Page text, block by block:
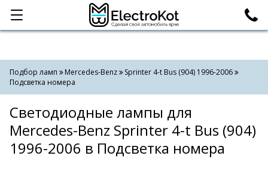
Категории Поиск
Подбор ламп Mercedes-Benz
Sprinter 4-t Bus (904) 1996-2006
Подсветка номера
Светодиодные лампы для
Mercedes-Benz Sprinter 4-t Bus (904)
1996-2006 в Подсветка номера